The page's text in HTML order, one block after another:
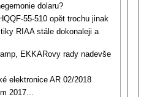
dolaru?
55-510 opět trochu jinak
RIAA stále dokonaleji a
EKKARovy rady nadevše
elektronice AR 02/2018
2017...